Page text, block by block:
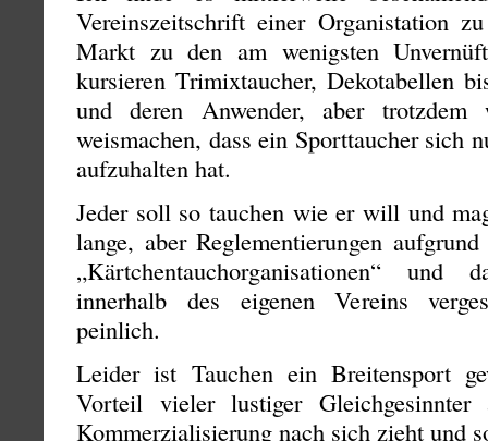
Vereinszeitschrift einer Organistation
Markt zu den am wenigsten
kursieren Trimixtaucher, Dekotabellen
und deren Anwender, aber
weismachen, dass ein Sporttaucher sich
aufzuhalten hat.
Jeder soll so tauchen wie er will und
lange, aber Reglementierungen
„Kärtchentauchorganisationen“ und
innerhalb des eigenen Vereins
peinlich.
Leider ist Tauchen ein Breitensport
Vorteil vieler lustiger
Kommerzialisierung nach sich zieht und